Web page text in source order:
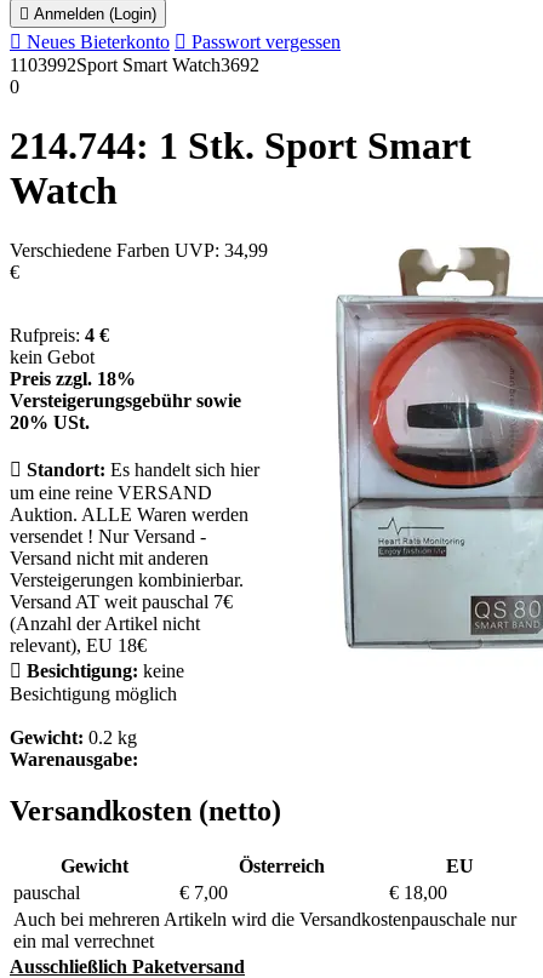
 Anmelden (Login)
 Neues Bieterkonto  Passwort vergessen
1103992Sport Smart Watch3692
0
214.744: 1 Stk. Sport Smart
Watch
Ver­schie­de­ne Far­ben UVP: 34,99
€
Rufpreis: 4 €
kein Gebot
Preis zzgl. 18%
Versteigerungsgebühr sowie
20% USt.
 Standort: Es handelt sich hier
um eine reine VERSAND
Auktion. ALLE Waren werden
versendet ! Nur Versand -
Versand nicht mit anderen
Versteigerungen kombinierbar.
Versand AT weit pauschal 7€
(Anzahl der Artikel nicht
relevant), EU 18€
 Besichtigung: keine
Besichtigung möglich
Gewicht: 0.2 kg
Warenausgabe:
Versandkosten (netto)
Gewicht Österreich
EU
pauschal
€ 7,00
€ 18,00
Auch bei mehreren Artikeln wird die Versandkostenpauschale nur
ein mal verrechnet
Ausschließlich Paketversand